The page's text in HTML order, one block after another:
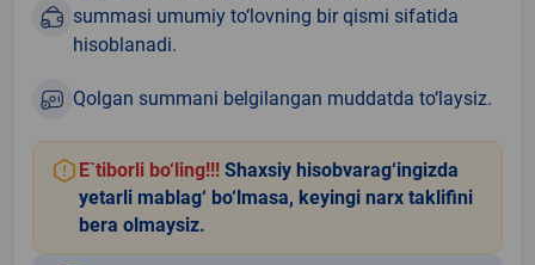
summasi umumiy to‘lovning bir qismi sifatida
hisoblanadi.
Qolgan summani belgilangan muddatda to‘laysiz.
E`tiborli bo‘ling!!! Shaxsiy hisobvarag‘ingizda
yetarli mablag‘ bo‘lmasa, keyingi narx taklifini
bera olmaysiz.